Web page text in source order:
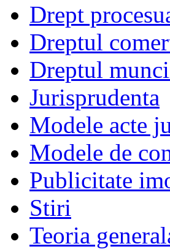
Drept
Dreptul
Dreptul
Jurisprudenta
Modele acte
Modele de
Publicitate
Stiri
Teoria